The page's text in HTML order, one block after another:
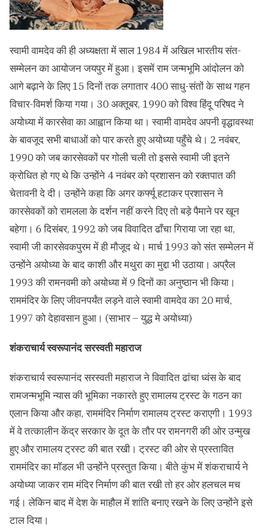
स्वामी वामदेव की ही अध्यक्षता में साल 1984 में अखिल भारतीय संत-
सम्मेलन का आयोजन जयपुर में हुआ। इसमें राम जन्मभूमि आंदोलन को
आगे बढ़ाने के लिए 15 दिनों तक लगातार 400 साधु-संतों के साथ गहन
विचार-विमर्श किया गया। 30 अक्तूबर, 1990 को विश्व हिंदू परिषद ने
अयोध्या में कारसेवा का आह्व‍ान किया था। स्वामी वामदेव अपनी वृद्धावस्था
के बावजूद सभी बाधाओं को पार करते हुए अयोध्या पहुँचे थे। 2 नवंबर,
1990 को जब कारसेवकों पर गोली चली तो इससे स्वामी जी इतने
क्रोधित हो गए थे कि उन्होंने 4 नवंबर को प्रशासन को रक्तपात की
चेतावनी दे दी। उन्होंने कहा कि अगर कर्फ्यू हटाकर प्रशासन ने
कारसेवकों को रामलला के दर्शन नहीं करने दिए तो बड़े पैमाने पर खून
बहेगा। 6 दिसंबर, 1992 को जब विवादित ढाँचा गिराया जा रहा था,
स्वामी जी कारसेवकपुरम में ही मौजूद थे। मार्च 1993 को संत सम्मेलन में
उन्होंने अयोध्या के बाद काशी और मथुरा का मुद्दा भी उठाया। अप्रैल
1993 की रामनवमी को अयोध्या में 9 दिनों का अनुष्ठान भी किया।
राममंदिर के लिए जीवनपर्यंत लड़ने वाले स्वामी वामदेव का 20 मार्च,
1997 को देहावसान हुआ। (साभार – युद्ध मे अयोध्या)
शंकराचार्य स्वरूपानंद सरस्वती महाराज
शंकराचार्य स्वरूपानंद सरस्वती महाराज ने विवादित ढांचा ध्वंस के बाद
रामजन्मभूमि न्यास की भूमिका नकारते हुए रामालय ट्रस्ट के गठन का
एलान किया और कहा, राममंदिर निर्माण रामालय ट्रस्ट कराएगी। 1993
में वे तत्कालीन केंद्र सरकार के दूत के तौर पर रामनगरी की ओर उन्मुख
हुए और रामालय ट्रस्ट की बात रखी। ट्रस्ट की ओर से प्रस्तावित
राममंदिर का मॉडल भी उन्होंने प्रस्तुत किया। बीते कुंभ में शंकराचार्य ने
अयोध्या जाकर राम मंदिर निर्माण की बात रखी तो हर ओर हलचल मच
गई। लेकिन बाद में देश के माहौल में शांति बनाए रखने के लिए उन्होंने इसे
टाल दिया।